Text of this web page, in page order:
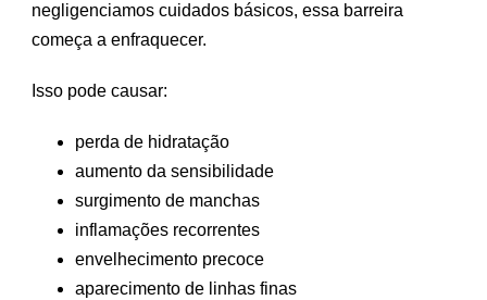
negligenciamos cuidados básicos, essa barreira
começa a enfraquecer.
Isso pode causar:
perda de hidratação
aumento da sensibilidade
surgimento de manchas
inflamações recorrentes
envelhecimento precoce
aparecimento de linhas finas